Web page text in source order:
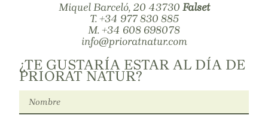
Miquel Barceló, 20 43730 Falset
T.+34 977 830 885
M. +34 608 698078
info@prioratnatur.com
¿TE GUSTARÍA ESTAR AL DÍA DE
PRIORAT NATUR?